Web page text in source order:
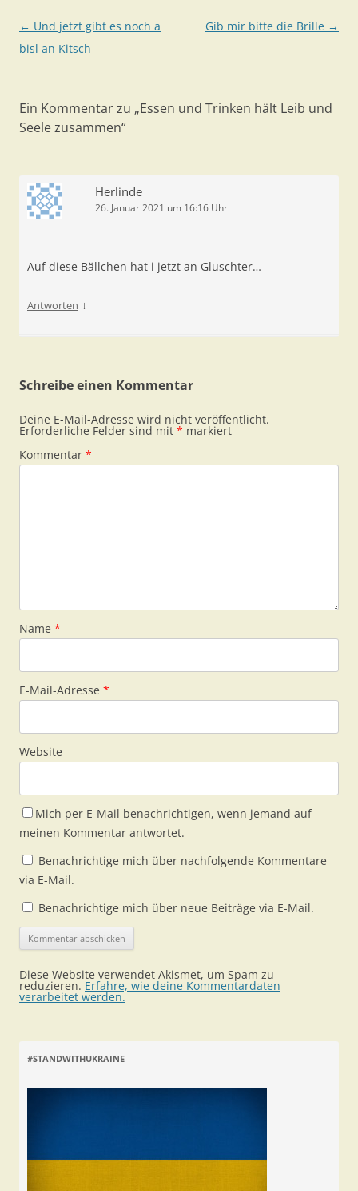
und "als Geiseln" zu
benutzen. Das Risiko,
dass Kinder in
Beitragsnavigation
← Und jetzt gibt es noch a
bisl an Kitsch
Gib mir bitte die Brille →
Ein Kommentar zu „Essen und Trinken hält Leib und
Seele zusammen“
Herlinde
26. Januar 2021 um 16:16 Uhr
Auf diese Bällchen hat i jetzt an Gluschter…
Antworten ↓
Schreibe einen Kommentar
Deine E-Mail-Adresse wird nicht veröffentlicht.
Erforderliche Felder sind mit * markiert
Kommentar *
Name *
E-Mail-Adresse *
Website
Mich per E-Mail benachrichtigen, wenn jemand auf
meinen Kommentar antwortet.
Benachrichtige mich über nachfolgende Kommentare
via E-Mail.
Benachrichtige mich über neue Beiträge via E-Mail.
Diese Website verwendet Akismet, um Spam zu
reduzieren. Erfahre, wie deine Kommentardaten
verarbeitet werden.
#STANDWITHUKRAINE